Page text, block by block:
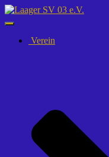
Navigation
umschalten
Verein